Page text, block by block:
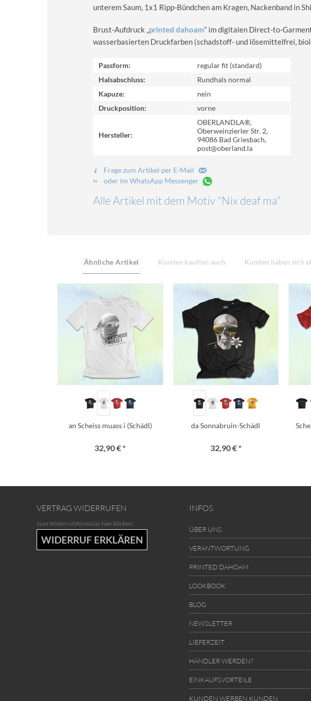
unterem Saum, 1x1 Ripp-Bündchen am Kragen, Nackenband in
Brust-Aufdruck „printed dahoam“ im digitalen Direct-to-
wasserbasierten Druckfarben (schadstoff- und lösemittelfrei,
Passform:
regular fit (standard)
Halsabschluss:
Rundhals normal
Kapuze:
nein
Druckposition:
vorne
Hersteller:
OBERLANDLA®,
Oberweinzierler Str. 2,
94086 Bad Griesbach,
post@oberland.la
Frage zum Artikel per E-Mail
oder im WhatsApp Messenger
Alle Artikel mit dem Motiv "Nix deaf ma"
Ähnliche Artikel Kunden kauften auch Kunden haben sich
an Scheiss muass i (Schädl)
32,90 € *
da Sonnabruin-Schädl
32,90 € *
VERTRAG WIDERRUFEN
zum Widerrufsformular hier klicken:
WIDERRUF ERKLÄREN
INFOS
ÜBER UNS
VERANTWORTUNG
PRINTED DAHOAM
LOOKBOOK
BLOG
NEWSLETTER
LIEFERZEIT
HÄNDLER WERDEN?
EINKAUFSVORTEILE
KUNDEN WERBEN KUNDEN